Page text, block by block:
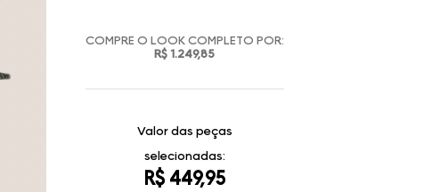
COMPRE O LOOK COMPLETO POR:
R$ 1.249,85
Valor das peças
selecionadas:
R$ 449,95